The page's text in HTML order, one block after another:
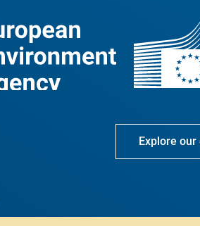
Explore